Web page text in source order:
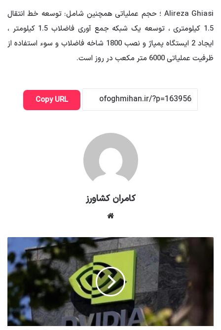
Alireza Ghiasi ؛ حجم عملیاتی همچنین شامل: توسعه خط انتقال
1.5 کیلومتری ، توسعه یک شبکه جمع آوری فاضلاب 1.5 کیلومتر ،
ایجاد 2 ایستگاه پمپاژ و نصب 1800 شاخه فاضلاب و سوء استفاده از
ظرفیت عملیاتی 6000 متر مکعب در روز است.
Copy URL
کامران کشاورز